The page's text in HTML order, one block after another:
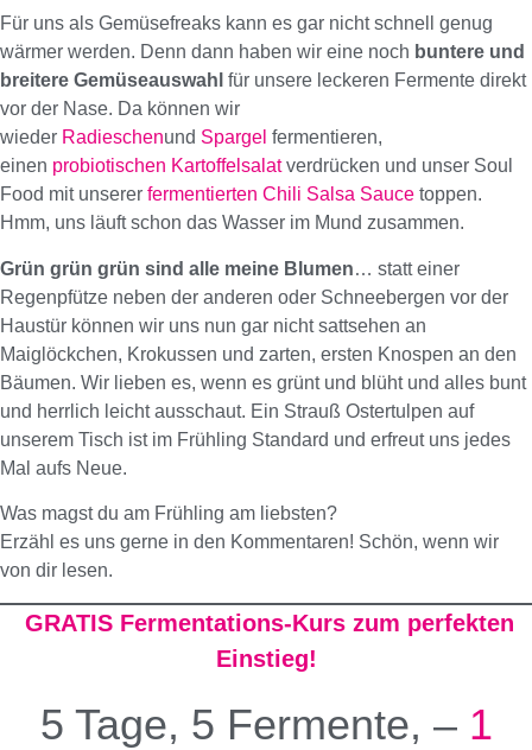
Für uns als Gemüsefreaks kann es gar nicht schnell genug
wärmer werden. Denn dann haben wir eine noch buntere und
breitere Gemüseauswahl für unsere leckeren Fermente direkt
vor der Nase. Da können wir
wieder Radieschenund Spargel fermentieren,
einen probiotischen Kartoffelsalatverdrücken und unser Soul
Food mit unserer fermentierten Chili Salsa Sauce toppen.
Hmm, uns läuft schon das Wasser im Mund zusammen.
Grün grün grün sind alle meine Blumen… statt einer
Regenpfütze neben der anderen oder Schneebergen vor der
Haustür können wir uns nun gar nicht sattsehen an
Maiglöckchen, Krokussen und zarten, ersten Knospen an den
Bäumen. Wir lieben es, wenn es grünt und blüht und alles bunt
und herrlich leicht ausschaut. Ein Strauß Ostertulpen auf
unserem Tisch ist im Frühling Standard und erfreut uns jedes
Mal aufs Neue.
Was magst du am Frühling am liebsten?
Erzähl es uns gerne in den Kommentaren! Schön, wenn wir
von dir lesen.
GRATIS Fermentations-Kurs zum perfekten
Einstieg!
5 Tage, 5 Fermente, – 1